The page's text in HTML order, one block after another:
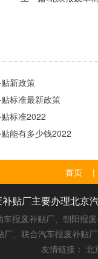
新政策
标准最新政策
标准2022
能有多少钱2022
首页 |
贴厂主要办理北京
车报废补贴厂、朝阳报
厂、联合汽车报废补贴
友情链接： 北